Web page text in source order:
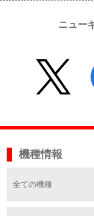
ニュー
機種情報
全ての機種